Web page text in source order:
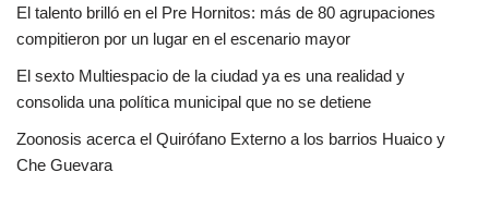
El talento brilló en el Pre Hornitos: más de 80 agrupaciones
compitieron por un lugar en el escenario mayor
El sexto Multiespacio de la ciudad ya es una realidad y
consolida una política municipal que no se detiene
Zoonosis acerca el Quirófano Externo a los barrios Huaico y
Che Guevara